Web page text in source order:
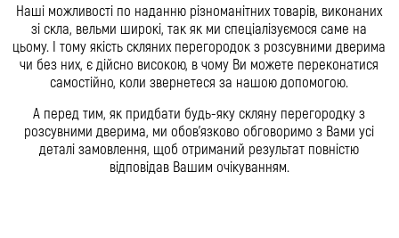
Наші можливості по наданню різноманітних товарів, виконаних
зі скла, вельми широкі, так як ми спеціалізуємося саме на
цьому. І тому якість скляних перегородок з розсувними дверима
чи без них, є дійсно високою, в чому Ви можете переконатися
самостійно, коли звернетеся за нашою допомогою.
А перед тим, як придбати будь-яку скляну перегородку з
розсувними дверима, ми обов’язково обговоримо з Вами усі
деталі замовлення, щоб отриманий результат повністю
відповідав Вашим очікуванням.